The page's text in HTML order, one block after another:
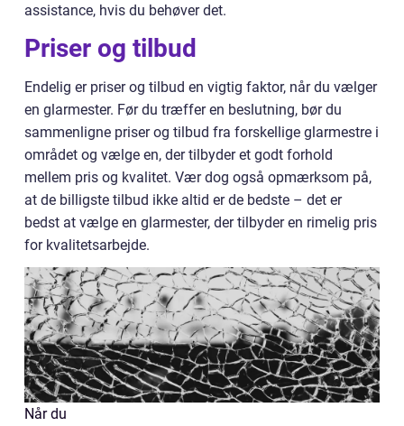
assistance, hvis du behøver det.
Priser og tilbud
Endelig er priser og tilbud en vigtig faktor, når du vælger
en glarmester. Før du træffer en beslutning, bør du
sammenligne priser og tilbud fra forskellige glarmestre i
området og vælge en, der tilbyder et godt forhold
mellem pris og kvalitet. Vær dog også opmærksom på,
at de billigste tilbud ikke altid er de bedste – det er
bedst at vælge en glarmester, der tilbyder en rimelig pris
for kvalitetsarbejde.
Når du